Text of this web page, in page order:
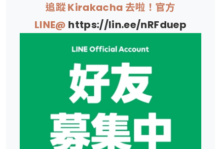
追蹤 Kirakacha 去啦！官方
LINE@ https://lin.ee/nRFduep